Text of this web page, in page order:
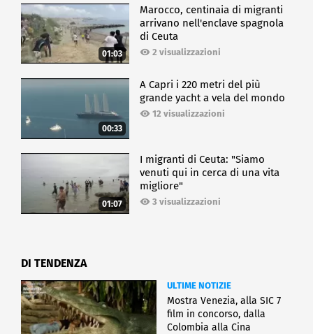
01:03
Marocco, centinaia di migranti
arrivano nell'enclave spagnola
di Ceuta
2 visualizzazioni
00:33
A Capri i 220 metri del più
grande yacht a vela del mondo
12 visualizzazioni
01:07
I migranti di Ceuta: "Siamo
venuti qui in cerca di una vita
migliore"
3 visualizzazioni
DI TENDENZA
ULTIME NOTIZIE
Mostra Venezia, alla SIC 7
film in concorso, dalla
Colombia alla Cina